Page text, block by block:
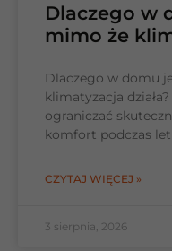
Dlaczego w
mimo że
Dlaczego w domu
klimatyzacja
ograniczać
komfort podczas
CZYTAJ WIĘCEJ »
3 sierpnia, 2026